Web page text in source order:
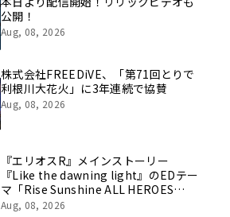
公開！
Aug, 08, 2026
株式会社FREEDiVE、「第71回とりで
利根川大花火」に3年連続で協賛
Aug, 08, 2026
『エリオスR』メインストーリー
『Like the dawning light』のEDテー
マ「Rise Sunshine ALL HEROES
Ver.」がフルサイズ配信決定！
Aug, 08, 2026